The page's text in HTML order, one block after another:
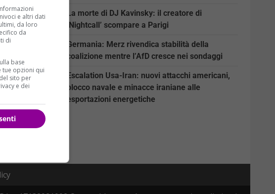
La morte di DJ Kavinsky: il creatore di
‘Nightcall’ scompare a Parigi
Germania: Merz rivendica stabilità della
coalizione mentre l’AfD cresce nei sondaggi
Escalation Usa-Iran: nuovi attacchi americani,
blocco navale e minacce iraniane alle
esportazioni energetiche
e altri dati
da loro
da
di
base
tue opzioni qui
sito per
e dei